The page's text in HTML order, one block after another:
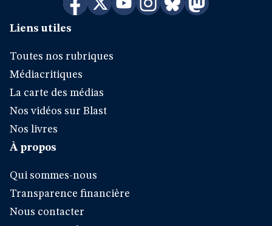
Liens utiles
Toutes nos rubriques
Médiacritiques
La carte des médias
Nos vidéos sur Blast
Nos livres
À propos
Qui sommes-nous
Transparence financière
Nous contacter